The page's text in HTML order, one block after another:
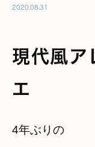
2020.08.31
現代風ア
エ